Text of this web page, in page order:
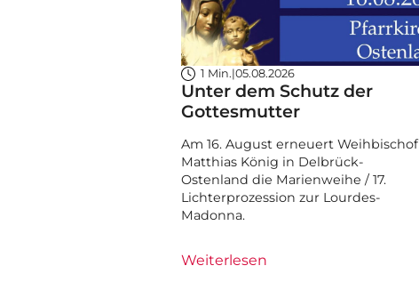
1 Min.|05.08.2026
Unter dem Schutz der
Gottesmutter
Am 16. August erneuert Weihbischof
Matthias König in Delbrück-
Ostenland die Marienweihe / 17.
Lichterprozession zur Lourdes-
Madonna.
Weiterlesen